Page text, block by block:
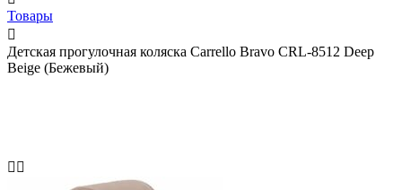
Товары
Детская прогулочная коляска Carrello Bravo CRL-8512 Deep
Beige (Бежевый)